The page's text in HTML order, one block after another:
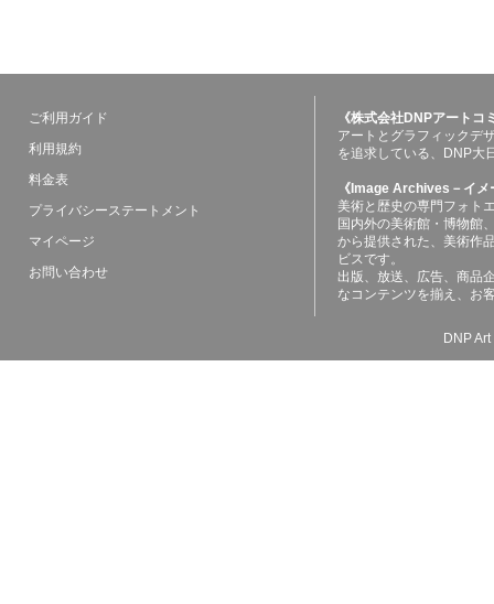
ご利用ガイド
利用規約
料金表
プライバシーステートメント
マイページ
お問い合わせ
《株式会社DNPアート
アートとグラフィックデ
を追求している、DNP大
《Image Archives－イ
美術と歴史の専門フォト
国内外の美術館・博物館
から提供された、美術作
ビスです。
出版、放送、広告、商品
なコンテンツを揃え、お
DNP